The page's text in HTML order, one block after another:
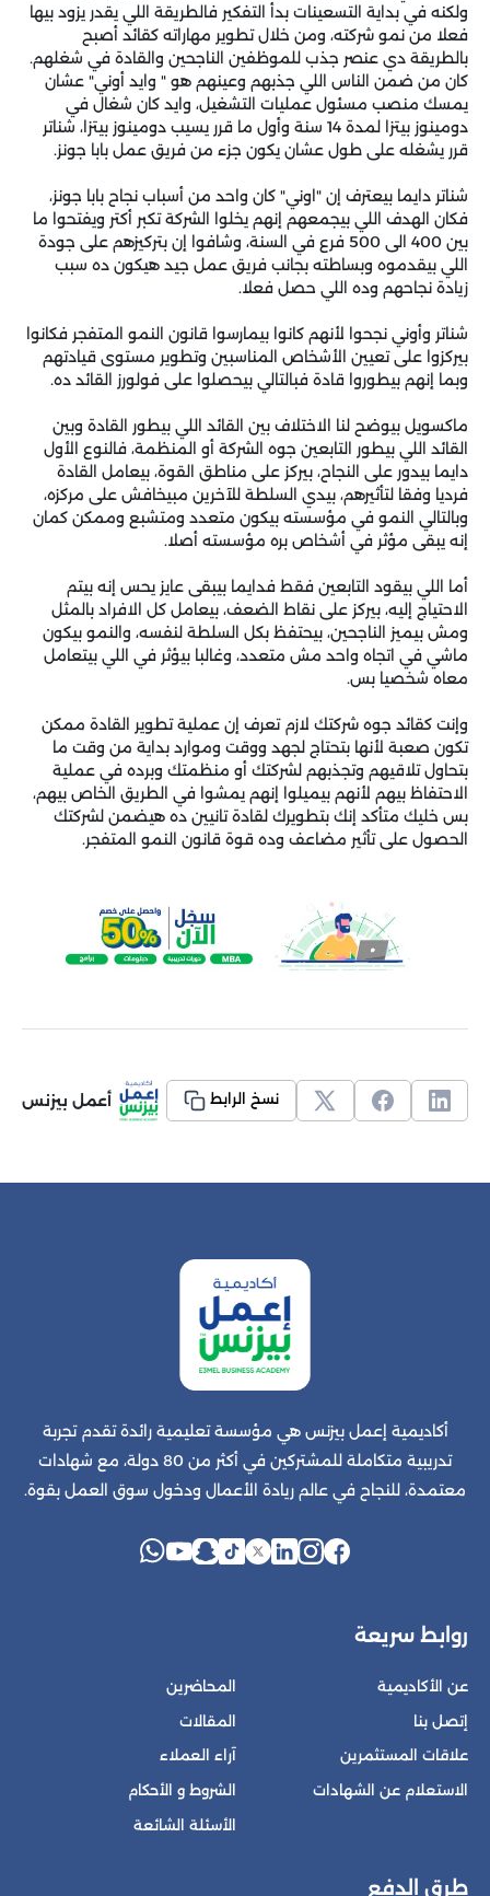
ولكنه في بداية التسعينات بدأ التفكير فالطريقة اللي يقدر يزود بيها
فعلا من نمو شركته، ومن خلال تطوير مهاراته كقائد أصبح
بالطريقة دي عنصر جذب للموظفين الناجحين والقادة في شغلهم.
كان من ضمن الناس اللي جذبهم وعينهم هو " وايد أوني" عشان
يمسك منصب مسئول عمليات التشغيل، وايد كان شغال في
دومينوز بيتزا لمدة 14 سنة وأول ما قرر يسيب دومينوز بيتزا، شناتر
قرر يشغله على طول عشان يكون جزء من فريق عمل بابا جونز.
شناتر دايما بيعترف إن "اوني" كان واحد من أسباب نجاح بابا جونز،
فكان الهدف اللي بيجمعهم إنهم يخلوا الشركة تكبر أكتر ويفتحوا ما
بين 400 الى 500 فرع في السنة، وشافوا إن بتركيزهم على جودة
اللي بيقدموه وبساطته بجانب فريق عمل جيد هيكون ده سبب
زيادة نجاحهم وده اللي حصل فعلا.
شناتر وأوني نجحوا لأنهم كانوا بيمارسوا قانون النمو المتفجر فكانوا
بيركزوا على تعيين الأشخاص المناسبين وتطوير مستوى قيادتهم
وبما إنهم بيطوروا قادة فبالتالي بيحصلوا على فولورز القائد ده.
ماكسويل بيوضح لنا الاختلاف بين القائد اللي بيطور القادة وبين
القائد اللي بيطور التابعين جوه الشركة أو المنظمة، فالنوع الأول
دايما بيدور على النجاح، بيركز على مناطق القوة، بيعامل القادة
فرديا وفقا لتأثيرهم، بيدي السلطة للآخرين مبيخافش على مركزه،
وبالتالي النمو في مؤسسته بيكون متعدد ومتشبع وممكن كمان
إنه يبقى مؤثر في أشخاص بره مؤسسته أصلا.
أما اللي بيقود التابعين فقط فدايما بيبقى عايز يحس إنه بيتم
الاحتياج إليه، بيركز على نقاط الضعف، بيعامل كل الافراد بالمثل
ومش بيميز الناجحين، بيحتفظ بكل السلطة لنفسه، والنمو بيكون
ماشي في اتجاه واحد مش متعدد، وغالبا بيؤثر في اللي بيتعامل
معاه شخصيا بس.
وإنت كقائد جوه شركتك لازم تعرف إن عملية تطوير القادة ممكن
تكون صعبة لأنها بتحتاج لجهد ووقت وموارد بداية من وقت ما
بتحاول تلاقيهم وتجذبهم لشركتك أو منظمتك وبرده في عملية
الاحتفاظ بيهم لأنهم بيميلوا إنهم يمشوا في الطريق الخاص بيهم،
بس خليك متأكد إنك بتطويرك لقادة تانيين ده هيضمن لشركتك
الحصول على تأثير مضاعف وده قوة قانون النمو المتفجر.
نسخ الرابط أعمل بيزنس
أكاديمية إعمل بيزنس هي مؤسسة تعليمية رائدة تقدم تجربة
تدريبية متكاملة للمشتركين في أكثر من 80 دولة، مع شهادات
معتمدة، للنجاح في عالم ريادة الأعمال ودخول سوق العمل بقوة.
روابط سريعة
عن الأكاديمية
إتصل بنا
علاقات المستثمرين
الاستعلام عن الشهادات
المحاضرين
المقالات
آراء العملاء
الشروط و الأحكام
الأسئلة الشائعة
طرق الدفع